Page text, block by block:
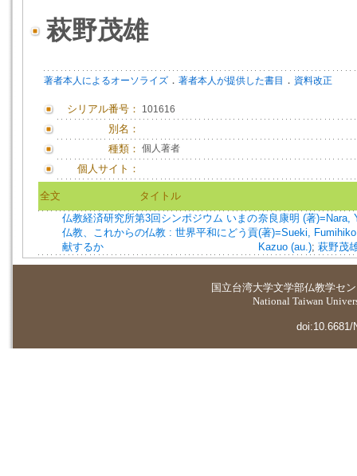
萩野茂雄
著者本人によるオーソライズ ． 著者本人が提供した書目 ． 資料改正
シリアル番号： 101616
別名：
種類： 個人著者
個人サイト：
全文
タイトル
仏教経済研究所第3回シンポジウム いまの
仏教、これからの仏教 : 世界平和にどう貢
献するか
奈良康明 (著)=Nara,
(著)=Sueki,
Kazuo (au.); 萩野茂
国立台湾大学文学部仏教学セ
National Taiwan
doi:10.6681/